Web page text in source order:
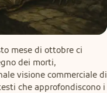
mese di ottobre ci
dei morti,
visione commerciale di
che approfondiscono i